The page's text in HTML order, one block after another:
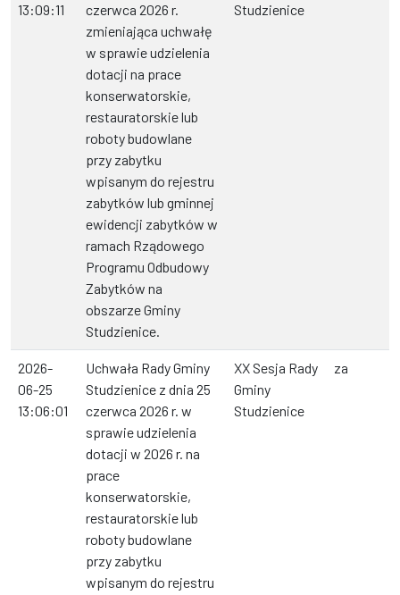
13:09:11
czerwca 2026 r.
zmieniająca uchwałę
w sprawie udzielenia
dotacji na prace
konserwatorskie,
restauratorskie lub
roboty budowlane
przy zabytku
wpisanym do rejestru
zabytków lub gminnej
ewidencji zabytków w
ramach Rządowego
Programu Odbudowy
Zabytków na
obszarze Gminy
Studzienice.
Studzienice
2026-
06-25
13:06:01
Uchwała Rady Gminy
Studzienice z dnia 25
czerwca 2026 r. w
sprawie udzielenia
dotacji w 2026 r. na
prace
konserwatorskie,
restauratorskie lub
roboty budowlane
przy zabytku
wpisanym do rejestru
XX Sesja Rady
Gminy
Studzienice
za